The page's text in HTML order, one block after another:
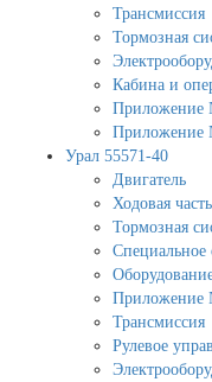
Трансмиссия
Тормозная
Кабина и
Приложение
Приложение
Урал 55571-40
Двигатель
Ходовая часть
Тормозная
Специальное
Приложение
Трансмиссия
Рулевое